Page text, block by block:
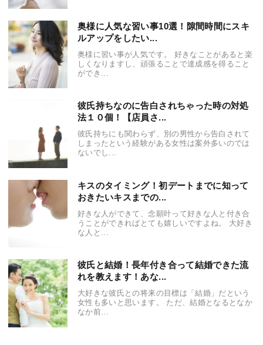
奥様に人気な習い事10選！隙間時間にスキ
ルアップをしたい...
奥様に習い事が人気です。 好きなことがあると楽
しくなりますし、頑張ることで達成感を得ること
ができ...
彼氏持ちなのに告白されちゃった時の対処
法１０個！【店員さ...
彼氏持ちにも関わらず、別の男性から告白されて
しまったという経験がある女性は案外多いのでは
ないでし...
キスのタイミング！初デートまでに知って
おきたいキスまでの...
好きな人ができて、念願叶って好きな人と付き合
うことができればとても嬉しいですよね。 大好き
な人と...
彼氏と結婚！長年付き合って結婚できた流
れを教えます！あな...
大好きな彼氏との将来の目標は「結婚」だという
女性も多いと思います。 ただ、結婚となるとなか
なか前...